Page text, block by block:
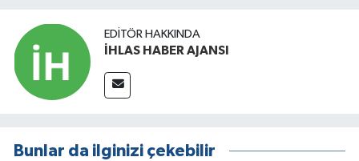
EDITÖR HAKKINDA
İHLAS HABER AJANSI
Bunlar da ilginizi çekebilir